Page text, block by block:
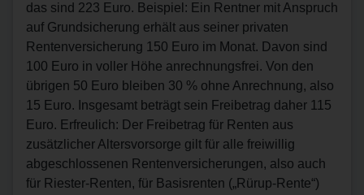
das sind 223 Euro. Beispiel: Ein Rentner mit Anspruch
auf Grundsicherung erhält aus seiner privaten
Rentenversicherung 150 Euro im Monat. Davon sind
100 Euro in voller Höhe anrechnungsfrei. Von den
übrigen 50 Euro bleiben 30 % ohne Anrechnung, also
15 Euro. Insgesamt beträgt sein Freibetrag daher 115
Euro. Erfreulich: Der Freibetrag für Renten aus
zusätzlicher Altersvorsorge gilt für alle freiwillig
abgeschlossenen Rentenversicherungen, also auch
für Riester-Renten, für Basisrenten („Rürup-Rente“)